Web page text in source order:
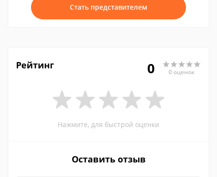
Стать представителем
Рейтинг 0 0 оценок
Нажмите, для быстрой оценки
Оставить отзыв